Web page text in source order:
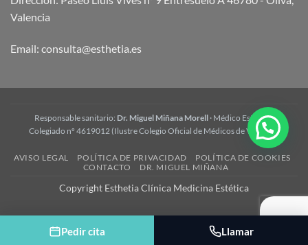
Valencia
Email: consulta@esthetia.es
Responsable sanitario: Dr. Miguel Miñana Morell· Médico Estético ·
Colegiado nº 4619012 (Ilustre Colegio Oficial de Médicos de Valencia)
AVISO LEGAL POLÍTICA DE PRIVACIDAD
POLÍTICA DE COOKIES
CONTACTO
DR. MIGUEL MIÑANA
Copyright Esthetia Clínica Medicina Estética
Pedir cita Llamar